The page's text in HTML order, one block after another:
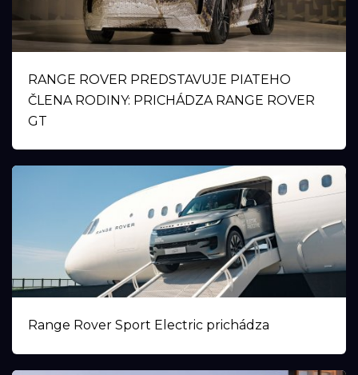
RANGE ROVER PREDSTAVUJE PIATEHO
ČLENA RODINY: PRICHÁDZA RANGE ROVER
GT
Range Rover Sport Electric prichádza